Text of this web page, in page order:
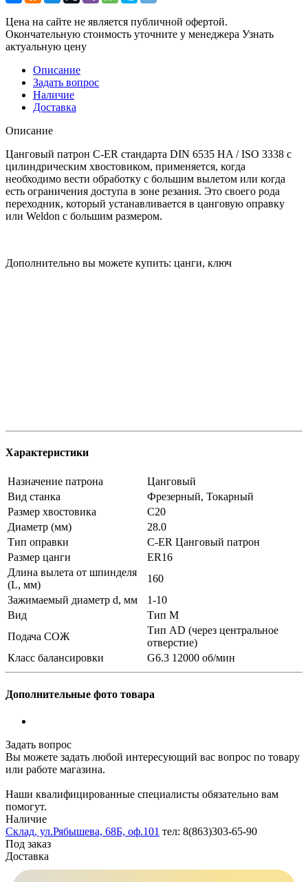
Цена на сайте не является публичной офертой.
Окончательную стоимость уточните у менеджера Узнать
актуальную цену
Описание
Задать вопрос
Наличие
Доставка
Описание
Цанговый патрон C-ER стандарта DIN 6535 HA / ISO 3338 с
цилиндрическим хвостовиком, применяется, когда
необходимо вести обработку с большим вылетом или когда
есть ограничения доступа в зоне резания. Это своего рода
переходник, который устанавливается в цанговую оправку
или Weldon с большим размером.
Дополнительно вы можете купить: цанги, ключ
Характеристики
Назначение патрона
Цанговый
Вид станка
Фрезерный, Токарный
Размер хвостовика
C20
Диаметр (мм)
28.0
Тип оправки
C-ER Цанговый патрон
Размер цанги
ER16
Длина вылета от шпинделя
(L, мм)
160
Зажимаемый диаметр d, мм
1-10
Вид
Тип M
Подача СОЖ
Тип AD (через центральное
отверстие)
Класс балансировки
G6.3 12000 об/мин
Дополнительные фото товара
Задать вопрос
Вы можете задать любой интересующий вас вопрос по товару
или работе магазина.
Наши квалифицированные специалисты обязательно вам
помогут.
Наличие
Склад, ул.Рябышева, 68Б, оф.101 тел: 8(863)303-65-90
Под заказ
Доставка